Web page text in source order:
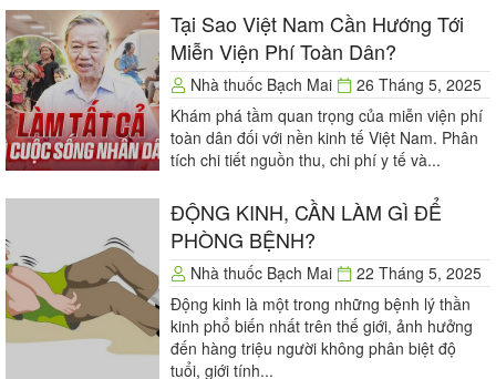
Tại Sao Việt Nam Cần Hướng Tới
Miễn Viện Phí Toàn Dân?
Nhà thuốc Bạch Mai
26 Tháng 5, 2025
Khám phá tầm quan trọng của miễn viện phí
toàn dân đối với nền kinh tế Việt Nam. Phân
tích chi tiết nguồn thu, chi phí y tế và...
ĐỘNG KINH, CẦN LÀM GÌ ĐỂ
PHÒNG BỆNH?
Nhà thuốc Bạch Mai
22 Tháng 5, 2025
Động kinh là một trong những bệnh lý thần
kinh phổ biến nhất trên thế giới, ảnh hưởng
đến hàng triệu người không phân biệt độ
tuổi, giới tính...